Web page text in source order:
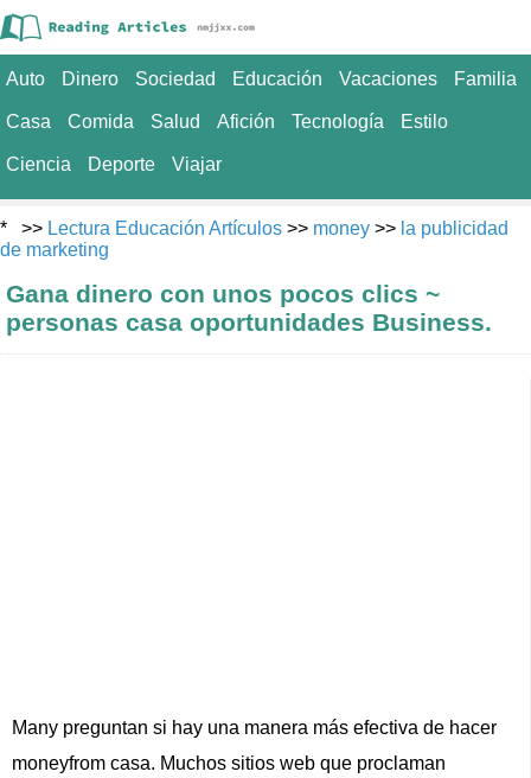
Auto Dinero Sociedad Educación Vacaciones Familia
Casa Comida Salud Afición Tecnología Estilo
Ciencia Deporte Viajar
* >> Lectura Educación Artículos >> money >> la publicidad
de marketing
Gana dinero con unos pocos clics ~
personas casa oportunidades Business.
Many preguntan si hay una manera más efectiva de hacer
moneyfrom casa. Muchos sitios web que proclaman